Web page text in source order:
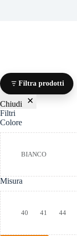
Filtra prodotti
Chiudi
Filtri
Colore
Colore
BIANCO
Misura
Taglia
40 41 44